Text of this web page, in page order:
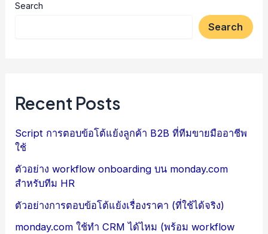
Search
Search
Recent Posts
Script การตอบข้อโต้แย้งลูกค้า B2B ที่ทีมขายมืออาชีพ
ใช้
ตัวอย่าง workflow onboarding บน monday.com
สำหรับทีม HR
ตัวอย่างการตอบข้อโต้แย้งเรื่องราคา (ที่ใช้ได้จริง)
monday.com ใช้ทำ CRM ได้ไหม (พร้อม workflow